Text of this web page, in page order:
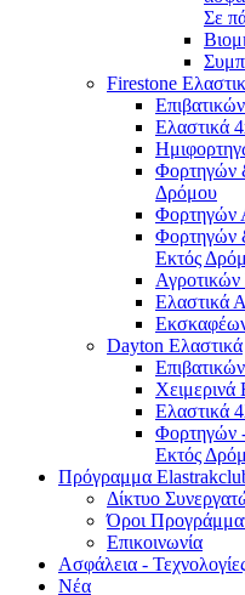
Σε
Firestone
Ελαστικά
Φορτηγών
Δρόμου
Φορτηγών
Φορτηγών
Εκτός
Ελαστικά
Dayton Ελαστικά
Χειμερινά
Ελαστικά
Φορτηγών
Εκτός
Πρόγραμμα
Δίκτυο
Όροι
Επικοινωνία
Ασφάλεια -
Νέα